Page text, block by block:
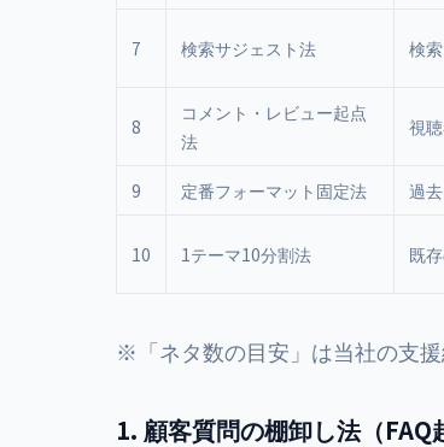
7 検索サジェスト法 検
8
コメント・レビュー起点
法
視
9 定番フォーマット固定法 過
10 1テーマ10分割法 既
※「ネタ数の目安」は当社の支援
1. 顧客質問の棚卸し法（FAQ